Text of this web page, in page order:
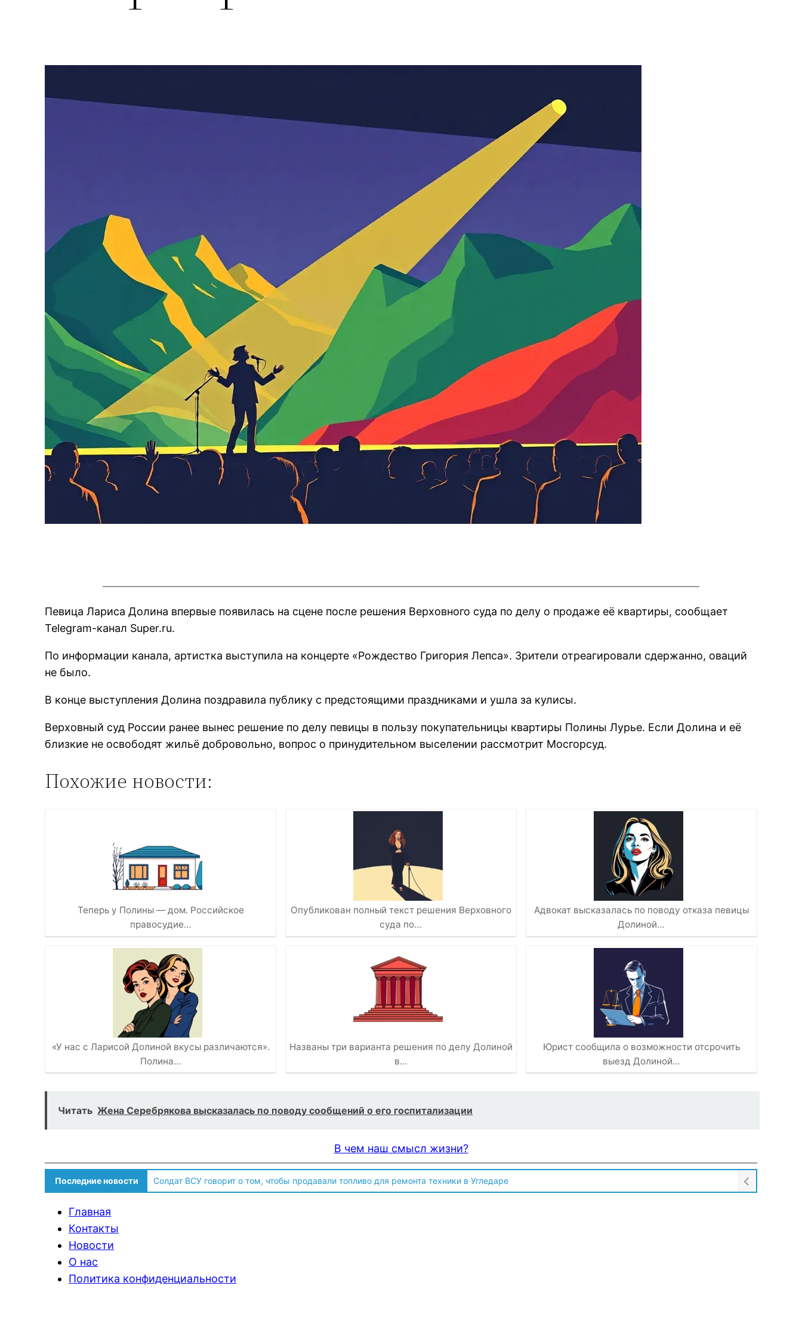
Певица Лариса Долина впервые появилась на сцене после решения Верховного суда по делу о продаже её квартиры, сообщает
Telegram-канал Super.ru.
По информации канала, артистка выступила на концерте «Рождество Григория Лепса». Зрители отреагировали сдержанно, оваций
не было.
В конце выступления Долина поздравила публику с предстоящими праздниками и ушла за кулисы.
Верховный суд России ранее вынес решение по делу певицы в пользу покупательницы квартиры Полины Лурье. Если Долина и её
близкие не освободят жильё добровольно, вопрос о принудительном выселении рассмотрит Мосгорсуд.
Похожие новости:
Теперь у Полины — дом. Российское
правосудие…
«У нас с Ларисой Долиной вкусы различаются».
Полина…
Опубликован полный текст решения Верховного
суда по…
Названы три варианта решения по делу Долиной
в…
Адвокат высказалась по поводу отказа певицы
Долиной…
Юрист сообщила о возможности отсрочить
выезд Долиной…
Читать Жена Серебрякова высказалась по поводу сообщений о его госпитализации
В чем наш смысл жизни?
Последние новости Солдат ВСУ говорит о том, чтобы продавали топливо для ремонта техники в Угледаре
Главная
Контакты
Новости
О нас
Политика конфиденциальности